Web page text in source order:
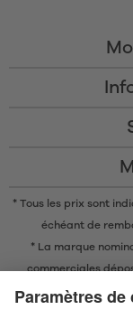
* Tous les prix sont
échéant de
* La marque
commerciales
utilisation de ces